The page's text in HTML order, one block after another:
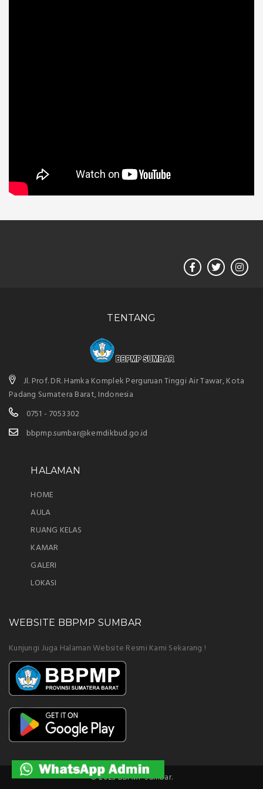
TENTANG
Jl. Prof. DR. Hamka Komplek Perguruan Tinggi Air Tawar, Kota
Padang Sumatera Barat, Indonesia
0751 - 7053302
bbpmp.sumbar@kemdikbud.go.id
HALAMAN
HOME
AULA
RUANG KELAS
KAMAR
GALERI
LOKASI
WEBSITE BBPMP SUMBAR
Kunjungi Juga Halaman Website Resmi Kami Sekarang !
© 2023 BBPMP Sumbar.